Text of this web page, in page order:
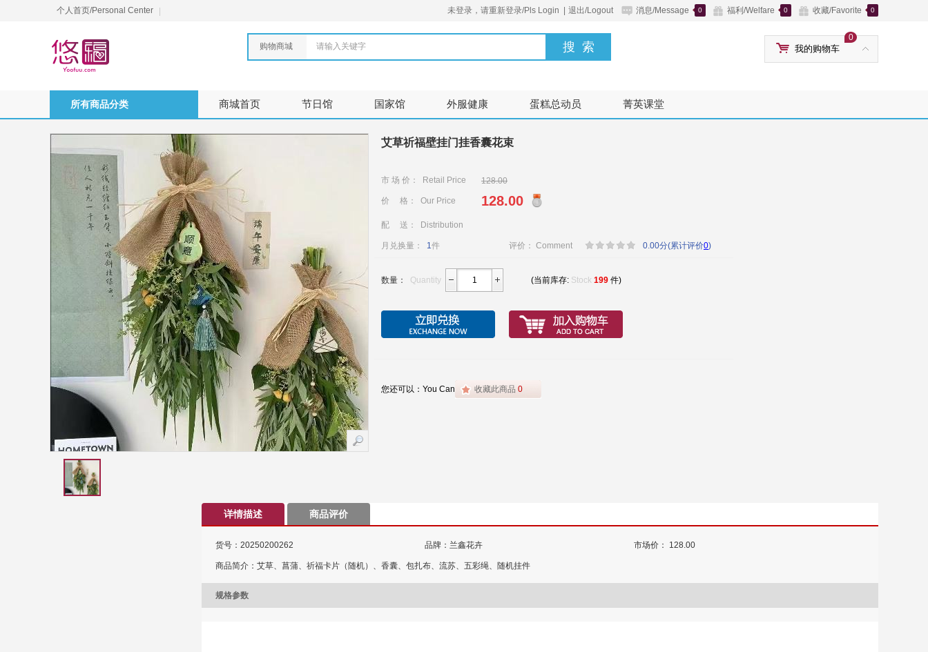
个人首页/Personal Center 收藏/Favorite 0
福利/Welfare 0
消息/Message 0
未登录，请重新登录/Pls Login 退出/Logout
购物商城 请输入关键字 我的购物车
0
所有商品分类 商城首页 节日馆 国家馆 外服健康 蛋糕总动员 菁英课堂
艾草祈福壁挂门挂香囊花束
市 场 价： Retail Price 128.00
价 格： Our Price 128.00
配 送： Distribution
月兑换量： 1件 评价： Comment 0.00分(累计评价0)
数量： Quantity (当前库存: Stock 199 件)
您还可以：You Can 收藏此商品 0
详情描述 商品评价
货号：20250200262 品牌：兰鑫花卉 市场价： 128.00
商品简介：艾草、菖蒲、祈福卡片（随机）、香囊、包扎布、流苏、五彩绳、随机挂件
规格参数